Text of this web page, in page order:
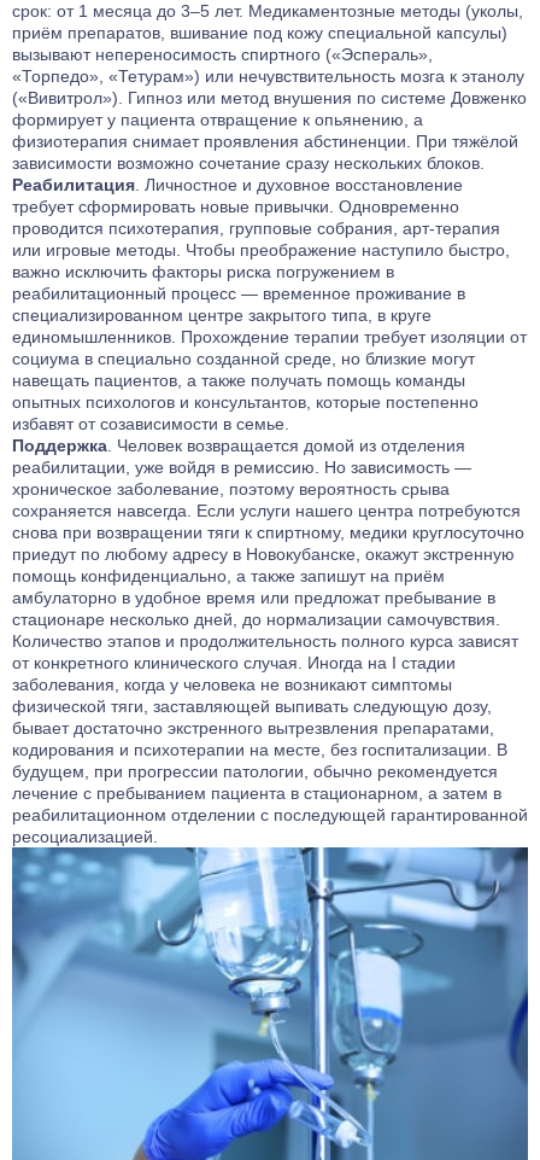
срок: от 1 месяца до 3–5 лет. Медикаментозные методы (уколы,
приём препаратов, вшивание под кожу специальной капсулы)
вызывают непереносимость спиртного («Эспераль»,
«Торпедо», «Тетурам») или нечувствительность мозга к этанолу
(«Вивитрол»). Гипноз или метод внушения по системе Довженко
формирует у пациента отвращение к опьянению, а
физиотерапия снимает проявления абстиненции. При тяжёлой
зависимости возможно сочетание сразу нескольких блоков.
Реабилитация . Личностное и духовное восстановление
требует сформировать новые привычки. Одновременно
проводится психотерапия, групповые собрания, арт-терапия
или игровые методы. Чтобы преображение наступило быстро,
важно исключить факторы риска погружением в
реабилитационный процесс — временное проживание в
специализированном центре закрытого типа, в круге
единомышленников. Прохождение терапии требует изоляции от
социума в специально созданной среде, но близкие могут
навещать пациентов, а также получать помощь команды
опытных психологов и консультантов, которые постепенно
избавят от созависимости в семье.
Поддержка . Человек возвращается домой из отделения
реабилитации, уже войдя в ремиссию. Но зависимость —
хроническое заболевание, поэтому вероятность срыва
сохраняется навсегда. Если услуги нашего центра потребуются
снова при возвращении тяги к спиртному, медики круглосуточно
приедут по любому адресу в Новокубанске, окажут экстренную
помощь конфиденциально, а также запишут на приём
амбулаторно в удобное время или предложат пребывание в
стационаре несколько дней, до нормализации самочувствия.
Количество этапов и продолжительность полного курса зависят
от конкретного клинического случая. Иногда на I стадии
заболевания, когда у человека не возникают симптомы
физической тяги, заставляющей выпивать следующую дозу,
бывает достаточно экстренного вытрезвления препаратами,
кодирования и психотерапии на месте, без госпитализации. В
будущем, при прогрессии патологии, обычно рекомендуется
лечение с пребыванием пациента в стационарном, а затем в
реабилитационном отделении с последующей гарантированной
ресоциализацией.